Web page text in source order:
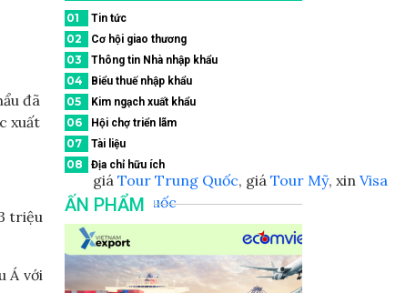
đã
xuất
giá Tour Trung Quốc, giá Tour Mỹ, xin Visa
Trung Quốc
triệu
Á với
01 Tin tức
02 Cơ hội giao thương
03 Thông tin Nhà nhập khẩu
04 Biểu thuế nhập khẩu
05 Kim ngạch xuất khẩu
06 Hội chợ triển lãm
07 Tài liệu
08 Địa chỉ hữu ích
ẤN PHẨM